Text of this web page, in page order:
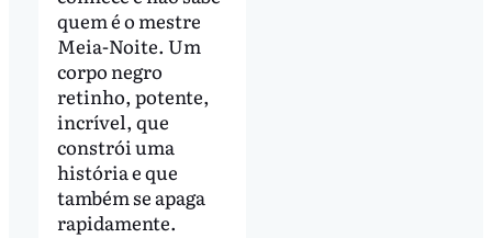
quem é o mestre
Meia-Noite. Um
corpo negro
retinho, potente,
incrível, que
constrói uma
história e que
também se apaga
rapidamente.